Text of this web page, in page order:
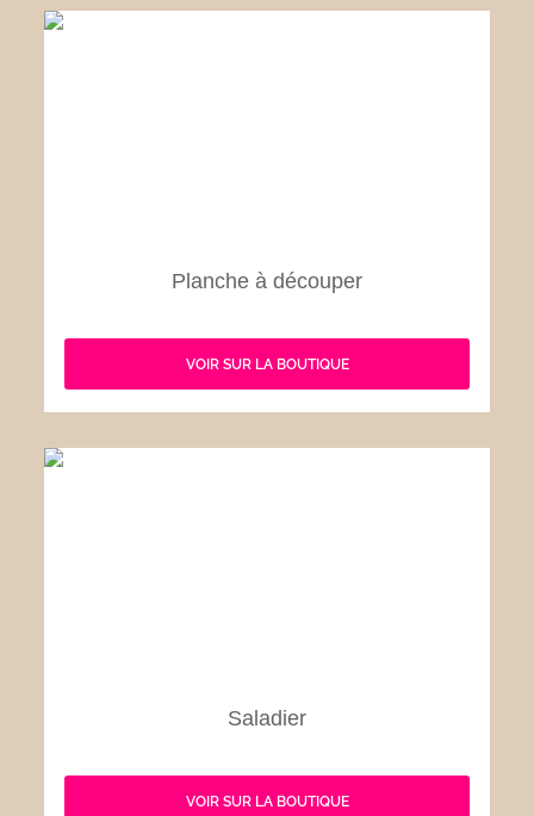
Planche à découper
VOIR SUR LA BOUTIQUE
Saladier
VOIR SUR LA BOUTIQUE